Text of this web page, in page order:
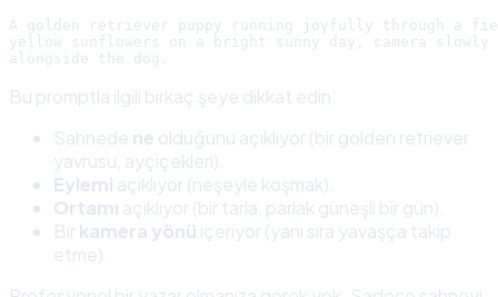
A golden retriever puppy running joyfully through a
yellow sunflowers on a bright sunny day, camera
Bu promptla ilgili birkaç şeye dikkat edin:
Sahnede ne olduğunu açıklıyor (bir golden retriever
yavrusu, ayçiçekleri).
Eylemi açıklıyor (neşeyle koşmak).
Ortamı açıklıyor (bir tarla, parlak güneşli bir gün).
Birkamera yönü içeriyor (yanı sıra yavaşça takip
etme).